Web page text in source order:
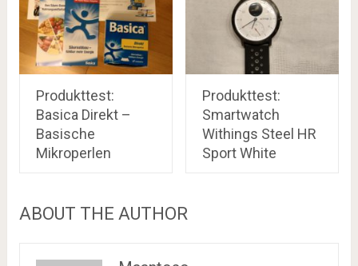
Produkttest:
Basica Direkt –
Basische
Mikroperlen
Produkttest:
Smartwatch
Withings Steel HR
Sport White
ABOUT THE AUTHOR